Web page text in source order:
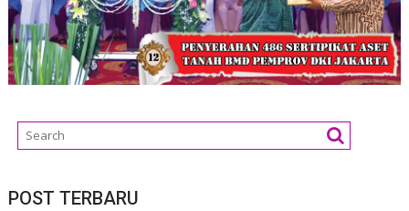
POST TERBARU